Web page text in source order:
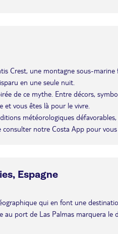
Crest, une montagne sous-
en une seule nuit.
de ce mythe. Entre décors,
vous êtes là pour le vivre.
météorologiques
notre Costa App pour
Espagne
qui en font une
port de Las Palmas marquera le